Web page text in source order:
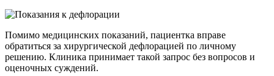
Помимо медицинских показаний, пациентка вправе
обратиться за хирургической дефлорацией по личному
решению. Клиника принимает такой запрос без вопросов и
оценочных суждений.